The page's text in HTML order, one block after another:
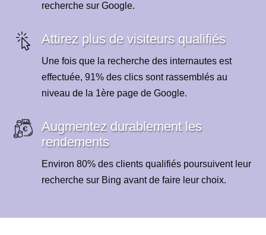
recherche sur Google.
Attirez plus de visiteurs qualifiés
Une fois que la recherche des internautes est
effectuée, 91% des clics sont rassemblés au
niveau de la 1ère page de Google.
Augmentez durablement les
rendements
Environ 80% des clients qualifiés poursuivent leur
recherche sur Bing avant de faire leur choix.